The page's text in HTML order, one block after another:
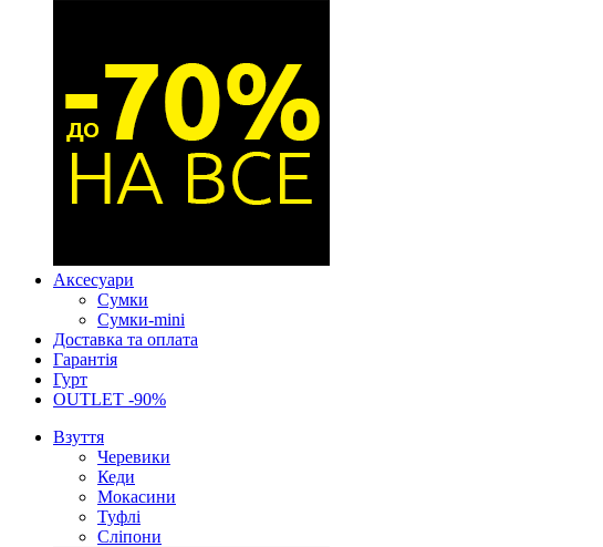
Аксесуари
Сумки
Сумки-mini
Доставка та оплата
Гарантія
Гурт
OUTLET -90%
Взуття
Черевики
Кеди
Мокасини
Туфлі
Сліпони